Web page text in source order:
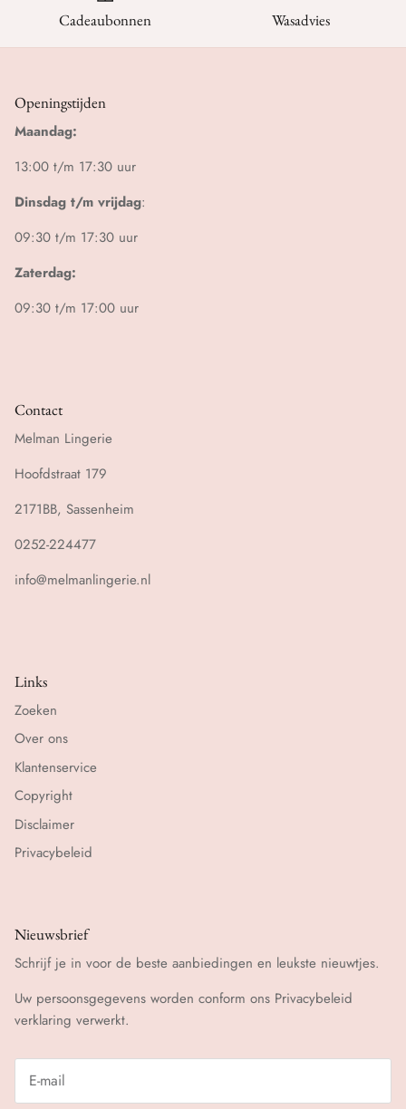
Cadeaubonnen Wasadvies
Openingstijden
Maandag:
13:00 t/m 17:30 uur
Dinsdag t/m vrijdag:
09:30 t/m 17:30 uur
Zaterdag:
09:30 t/m 17:00 uur
Contact
Melman Lingerie
Hoofdstraat 179
2171BB, Sassenheim
0252-224477
info@melmanlingerie.nl
Links
Zoeken
Over ons
Klantenservice
Copyright
Disclaimer
Privacybeleid
Nieuwsbrief
Schrijf je in voor de beste aanbiedingen en leukste nieuwtjes.
Uw persoonsgegevens worden conform ons Privacybeleid
verklaring verwerkt.